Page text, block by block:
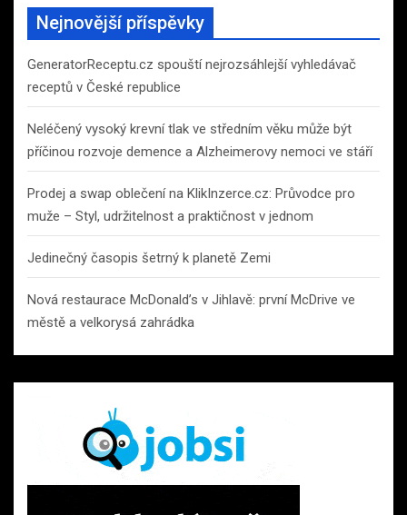
Nejnovější příspěvky
GeneratorReceptu.cz spouští nejrozsáhlejší vyhledávač
receptů v České republice
Neléčený vysoký krevní tlak ve středním věku může být
příčinou rozvoje demence a Alzheimerovy nemoci ve stáří
Prodej a swap oblečení na KlikInzerce.cz: Průvodce pro
muže – Styl, udržitelnost a praktičnost v jednom
Jedinečný časopis šetrný k planetě Zemi
Nová restaurace McDonald’s v Jihlavě: první McDrive ve
městě a velkorysá zahrádka